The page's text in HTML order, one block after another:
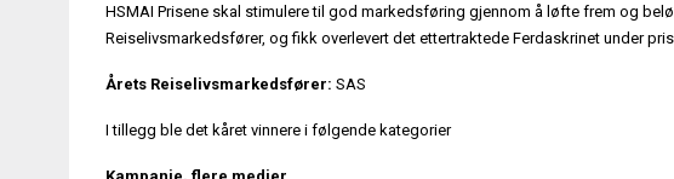
HSMAI Prisene skal stimulere til god markedsføring gjennom å løfte frem og
Reiselivsmarkedsfører, og fikk overlevert det ettertraktede Ferdaskrinet under
Årets Reiselivsmarkedsfører: SAS
I tillegg ble det kåret vinnere i følgende kategorier